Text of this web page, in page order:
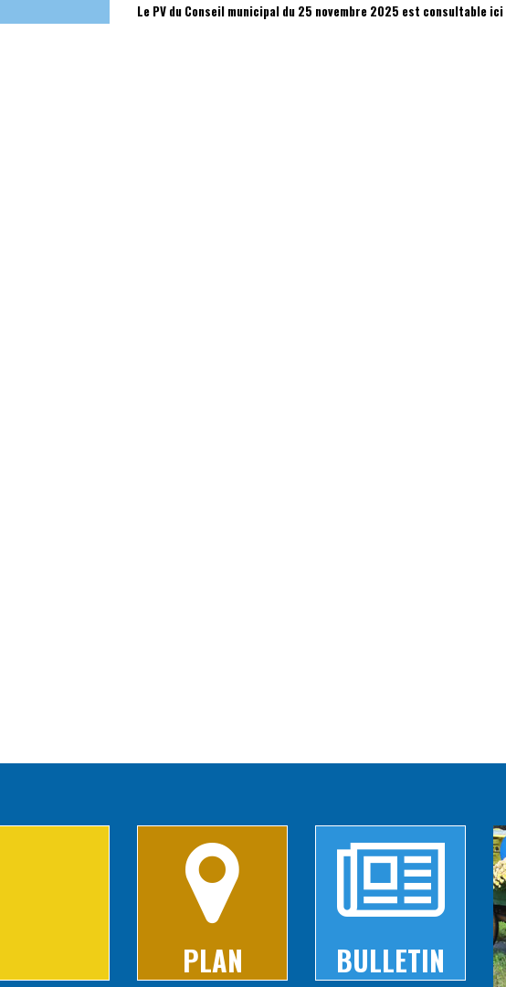
Le PV du Conseil municipal du 25 novembre 2025 est consultable ici
PLAN BULLETIN